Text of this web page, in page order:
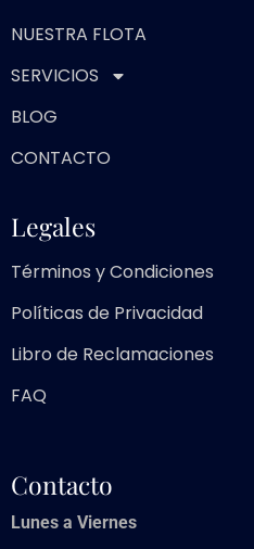
NUESTRA FLOTA
SERVICIOS
BLOG
CONTACTO
Legales
Términos y Condiciones
Políticas de Privacidad
Libro de Reclamaciones
FAQ
Contacto
Lunes a Viernes